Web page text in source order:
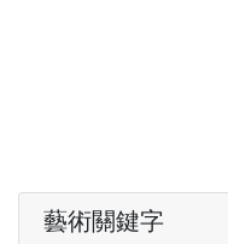
藝術關鍵字